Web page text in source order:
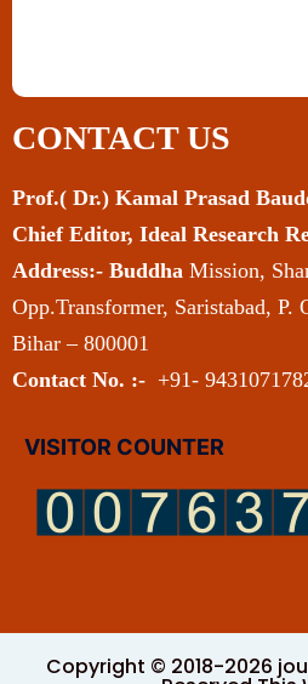
CONTACT US
Prof.( Dr.) Kamal Prasad
Chief Editor, Ideal Research
Address:- Buddha Mission,
Opp.Transformer, Saristabad, P.
Bihar – 800001
Contact No. :- +91-
VISITOR COUNTER
Copyright © 2018-2026